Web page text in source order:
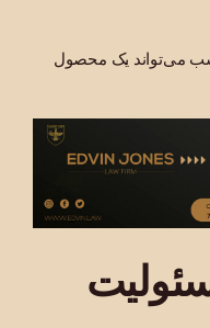
می‌تواند یک محصول